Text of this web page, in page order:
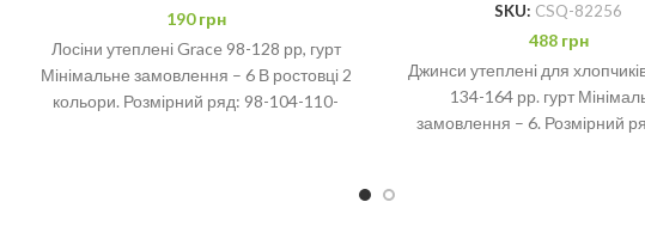
190грн
Лосіни утеплені Grace 98-128 рр, гурт
Мінімальне замовлення – 6 В ростовці 2
кольори. Розмірний ряд: 98-104-110-
SKU: CSQ-82256
488 грн
Джинси утеплені для
134-164 рр. гурт
замовлення – 6. Розмірний